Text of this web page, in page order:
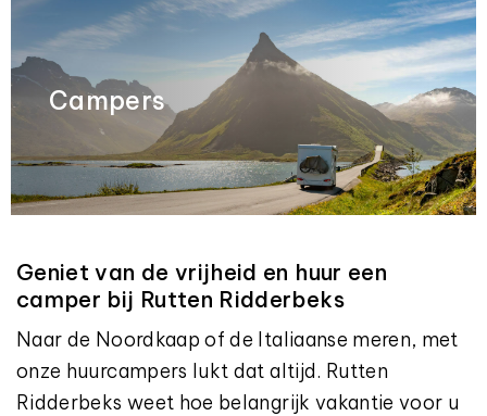
placed
inside
the
folder
Campers
Geniet van de vrijheid en huur een
camper bij Rutten Ridderbeks
Naar de Noordkaap of de Italiaanse meren, met
onze huurcampers lukt dat altijd. Rutten
Ridderbeks weet hoe belangrijk vakantie voor u